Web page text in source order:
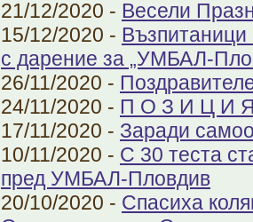
21/12/2020 - Весели
15/12/2020 -
с дарение за „УМБАЛ-
26/11/2020 -
24/11/2020 - П О З И Ц И
17/11/2020 - Заради
10/11/2020 - С 30 теста
пред УМБАЛ-Пловдив
20/10/2020 - Спасиха